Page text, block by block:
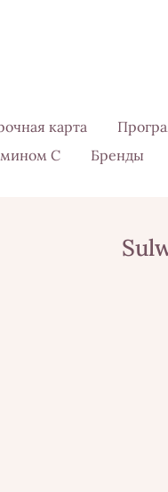
карта
С Бренды